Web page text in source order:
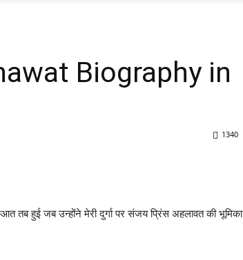
Biography in
1340
हुई जब उन्होंने मेरी दुर्गा पर संजय प्रिंस अहलावत की भूमिका